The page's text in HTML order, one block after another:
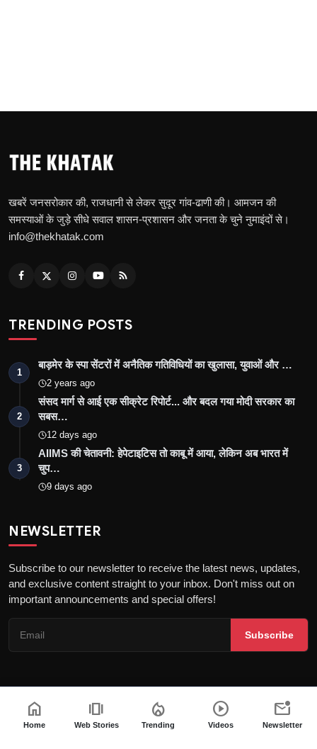
खबरें जनसरोकार की, राजधानी से लेकर सुदूर गांव-ढाणी की। आमजन की
समस्याओं के जुड़े सीधे सवाल शासन-प्रशासन और जनता के चुने नुमाइंदों से।
info@thekhatak.com
TRENDING POSTS
1
बाड़मेर के स्पा सेंटरों में अनैतिक गतिविधियों का खुलासा, युवाओं और …
2 years ago
2
संसद मार्ग से आई एक सीक्रेट रिपोर्ट... और बदल गया मोदी सरकार का
सबस…
12 days ago
3
AIIMS की चेतावनी: हेपेटाइटिस तो काबू में आया, लेकिन अब भारत में
चुप…
9 days ago
NEWSLETTER
Subscribe to our newsletter to receive the latest news, updates,
and exclusive content straight to your inbox. Don't miss out on
important announcements and special offers!
Subscribe
Copyright © 2026 the khatak - All Rights Reserved
About usPrivacy Policy DMCA Policy
Terms & Conditions
home
Home
amp_stories
Web Stories
local_fire_department
Trending
play_circle
Videos
mark_email_unread
Newsletter